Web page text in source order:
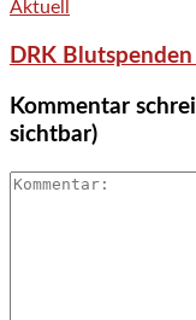
Aktuell
DRK
Kommentar
sichtbar)